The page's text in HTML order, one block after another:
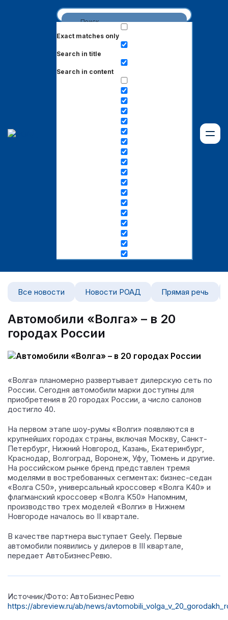
Exact matches only
Search in title
Search in content
Все новости Новости РОАД Прямая речь
Автомобили «Волга» – в 20
городах России
«Волга» планомерно развертывает дилерскую сеть по
России. Сегодня автомобили марки доступны для
приобретения в 20 городах России, а число салонов
достигло 40.
На первом этапе шоу-румы «Волги» появляются в
крупнейших городах страны, включая Москву, Санкт-
Петербург, Нижний Новгород, Казань, Екатеринбург,
Краснодар, Волгоград, Воронеж, Уфу, Тюмень и другие.
На российском рынке бренд представлен тремя
моделями в востребованных сегментах: бизнес-седан
«Волга C50», универсальный кроссовер «Волга K40» и
флагманский кроссовер «Волга K50» Напомним,
производство трех моделей «Волги» в Нижнем
Новгороде началось во II квартале.
В качестве партнера выступает Geely. Первые
автомобили появились у дилеров в III квартале,
передает АвтоБизнесРевю.
Источник/Фото: АвтоБизнесРевю
https://abreview.ru/ab/news/